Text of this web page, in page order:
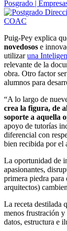
Posgrado |
Puig-Pey explica
novedosos e
utilizaruna
relevante de la
obra. Otro factor
alumnos para
“A lo largo de
crea la figura, de
soporte a aquella
apoyo de tutorías
diferencial con
bien recibida por el
La oportunidad de
apasionantes,
primera piedra para
arquitectos)
La receta destilada
menos frustración
datos, estructura e